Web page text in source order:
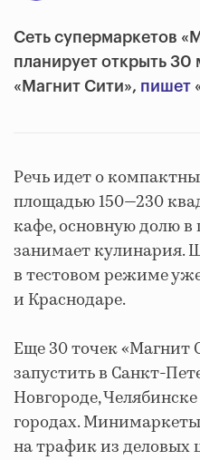
Сеть супермаркетов
планирует открыть
«Магнит Сити», пишет
Речь идет о
площадью 150—230
кафе, основную долю
занимает кулинария.
в тестовом режиме
и Краснодаре.
Еще 30 точек «Магнит
запустить в Санкт-
Новгороде,
городах.
на трафик из деловых